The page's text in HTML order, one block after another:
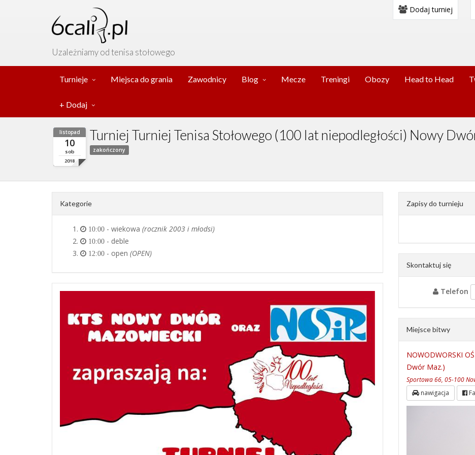
Uzależniamy od tenisa stołowego
Dodaj turniej
Turnieje Miejsca do grania Zawodnicy Blog Mecze Treningi Obozy Head to Head
+ Dodaj
listopad
10
sob
2018
Turniej Turniej Tenisa Stołowego (100 lat niepodległości) Nowy
zakończony
Kategorie
10:00 - wiekowa (rocznik 2003 i młodsi)
10:00 - deble
12:00 - open (OPEN)
Zapisy do turnieju
Skontaktuj się
Telefon
Miejsce bitwy
NOWODWORSKI
Dwór Maz.)
Sportowa 66, 05-100
nawigacja